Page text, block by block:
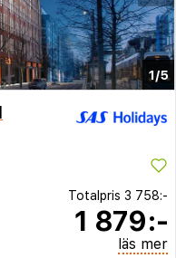
1/5
Totalpris 3 758:-
1 879:-
läs mer